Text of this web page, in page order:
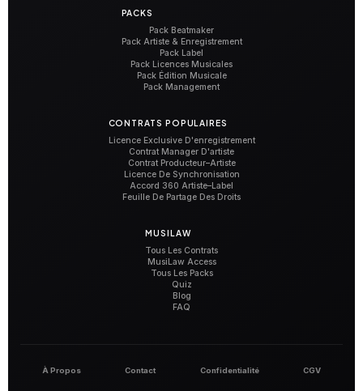
PACKS
Pack Beatmaker
Pack Artiste & Enregistrement
Pack Label
Pack Licences Musicales
Pack Édition Musicale
Pack Management
CONTRATS POPULAIRES
Licence Exclusive D'enregistrement
Contrat Manager D'artiste
Contrat Producteur–Artiste
Licence De Synchronisation
Accord 360 Artiste–Label
Feuille De Partage Des Droits
MUSILAW
Tous Les Contrats
MusiLaw Access
Tous Les Packs
Quiz
Blog
FAQ
À Propos Contact Confidentialité CGV